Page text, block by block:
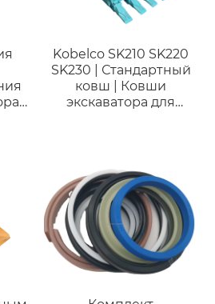
Kobelco SK210 SK220
SK230 | Стандартный
ковш | Ковши
экскаватора для